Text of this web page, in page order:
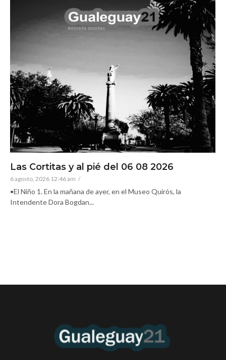
Las Cortitas y al pié del 06 08 2026
6 agosto, 2026 12:46 am /
•El Niño 1. En la mañana de ayer, en el Museo Quirós, la
Intendente Dora Bogdan...